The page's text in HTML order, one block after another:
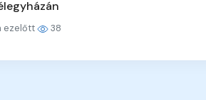
ezelőtt 38